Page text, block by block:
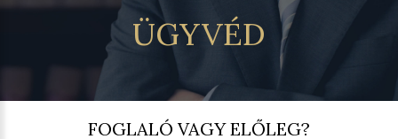
ÜGYVÉD
FOGLALÓ VAGY ELŐLEG?